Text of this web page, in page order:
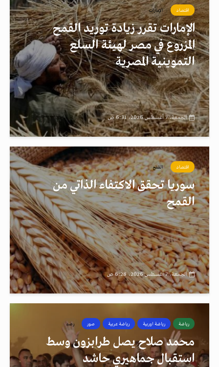
اقتصاد الإمارات
الإمارات تقرر زيادة توريد القمح
المزروع في مصر لهيئة السلع
التموينية المصرية
الجمعة، 7 أغسطس 2026، 6:31 ص
اقتصاد القمح
سوريا تحقق الاكتفاء الذاتي من
القمح
الجمعة، 7 أغسطس 2026، 6:28 ص
رياضة رياضة اوربية رياضة عربية صور رصد
محمد صلاح يصل طرابزون وسط
استقبال جماهيري حاشد